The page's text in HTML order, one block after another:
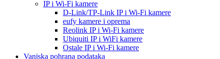
IP i Wi-Fi kamere
D-Link/TP-Link IP i Wi-Fi kamere
eufy kamere i oprema
Reolink IP i Wi-Fi kamere
Ubiquiti IP i WiFi kamere
Ostale IP i Wi-Fi kamere
Vanjska pohrana podataka